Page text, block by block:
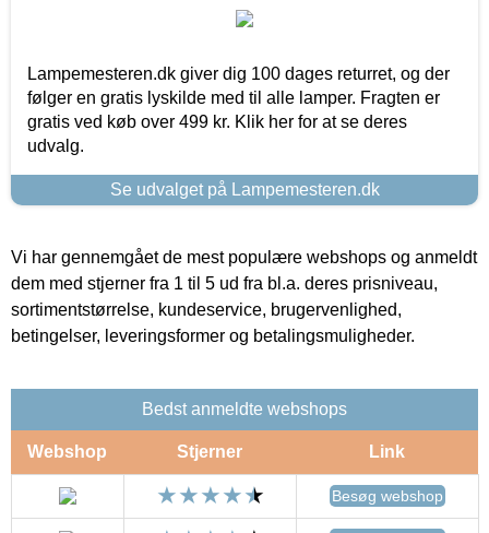
Lampemesteren.dk giver dig 100 dages returret, og der
følger en gratis lyskilde med til alle lamper. Fragten er
gratis ved køb over 499 kr. Klik her for at se deres
udvalg.
Se udvalget på Lampemesteren.dk
Vi har gennemgået de mest populære webshops og anmeldt
dem med stjerner fra 1 til 5 ud fra bl.a. deres prisniveau,
sortimentstørrelse, kundeservice, brugervenlighed,
betingelser, leveringsformer og betalingsmuligheder.
Bedst anmeldte webshops
Webshop Stjerner Link
Besøg webshop